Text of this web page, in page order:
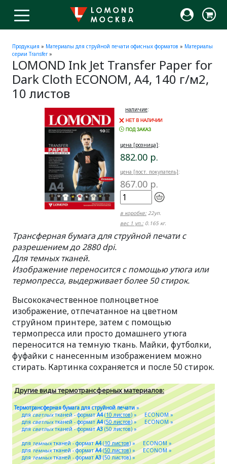
Продукция » Материалы для струйной печати офисных форматов » Материалы
серии Transfer»
LOMOND Ink Jet Transfer Paper for
Dark Cloth ECONOM, A4, 140 г/м2,
10 листов
наличие:
цена [розница]:
882.00 р.
цена [пост. покупатель]:
867.00 р.
в коробке: 22уп.
вес 1 уп.: 0.165 кг.
Трансферная бумага для струйной печати с
разрешением до 2880 dpi.
Для темных тканей.
Изображение переносится с помощью утюга или
термопресса, выдерживает более 50 стирок.
Высококачественное полноцветное
изображение, отпечатанное на цветном
струйном принтере, затем с помощью
термопресса или просто домашнего утюга
переносится на темную ткань. Майки, футболки,
фуфайки с нанесенным изображением можно
стирать. Картинка сохраняется и после 50 стирок.
Другие виды термотрансферных материалов:
Термотрансферная бумага для струйной печати»
длясветлыхтканей - форматA4(10 листов) »
ECONOM »
длясветлыхтканей - формат A4(50 листов) »
ECONOM »
длясветлыхтканей - форматA3 (50 листов) »
для темныхтканей - форматA4(10 листов) »
ECONOM »
длятемныхтканей - форматA4(50 листов) »
ECONOM »
длятемныхтканей - формат A3(50 листов) »